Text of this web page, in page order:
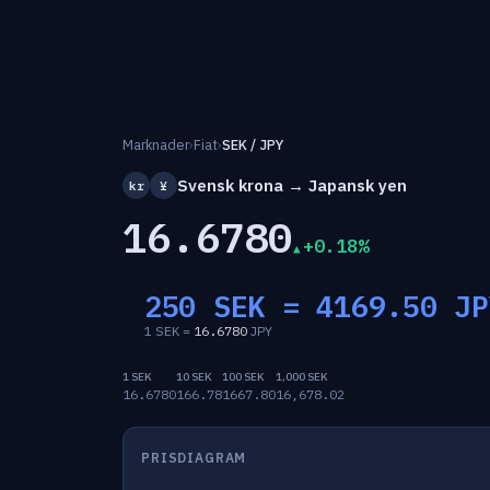
Marknader›Fiat›SEK / JPY
kr ¥ Svensk krona → Japansk yen
16.6780 +0.18%
250 SEK =4169.50
1 SEK = 16.6780 JPY
1 SEK
16.6780
10 SEK
166.78
100 SEK
1667.80
1,000 SEK
16,678.02
PRISDIAGRAM